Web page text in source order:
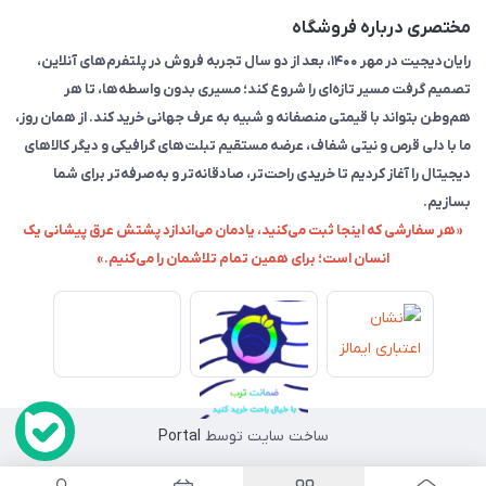
مختصری درباره فروشگاه
رایان‌دیجیت در مهر ۱۴۰۰، بعد از دو سال تجربه فروش در پلتفرم‌های آنلاین،
تصمیم گرفت مسیر تازه‌ای را شروع کند؛ مسیری بدون واسطه‌ها، تا هر
هم‌وطن بتواند با قیمتی منصفانه و شبیه به عرف جهانی خرید کند. از همان روز،
ما با دلی قرص و نیتی شفاف، عرضه مستقیم تبلت‌های گرافیکی و دیگر کالاهای
دیجیتال را آغاز کردیم تا خریدی راحت‌تر، صادقانه‌تر و به‌صرفه‌تر برای شما
بسازیم.
«هر سفارشی که اینجا ثبت می‌کنید، یادمان می‌اندازد پشتش عرق پیشانی یک
انسان است؛ برای همین تمام تلاشمان را می‌کنیم.»
ساخت سایت توسط Portal